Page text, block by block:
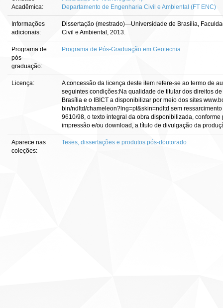
Acadêmica:
Departamento de Engenharia Civil e Ambiental (FT ENC)
Informações
adicionais:
Dissertação (mestrado)—Universidade de Brasília,
Civil e Ambiental, 2013.
Programa de
pós-
graduação:
Programa de Pós-Graduação em Geotecnia
Licença:
A concessão da licença deste item refere-se ao termo de
seguintes condições:Na qualidade de titular dos direitos
Brasília e o IBICT a disponibilizar por meio dos sites
bin/ndltd/chameleon?lng=pt&skin=ndltd sem
9610/98, o texto integral da obra disponibilizada,
impressão e/ou download, a título de divulgação da
Aparece nas
coleções:
Teses, dissertações e produtos pós-doutorado